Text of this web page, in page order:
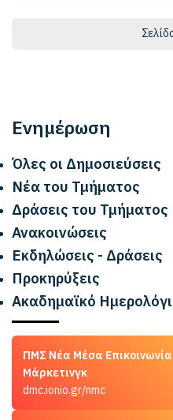
Ενημέρωση
Όλες οι Δημοσιεύσεις
Νέα του Τμήματος
Δράσεις του Τμήματος
Ανακοινώσεις
Εκδηλώσεις - Δράσεις
Προκηρύξεις
Ακαδημαϊκό
ΠΜΣ Νέα Μέσα
Μάρκετινγκ
dmc.ionio.gr/nmc